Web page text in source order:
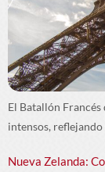
El Batallón Francés
intensos,
Nueva Zelanda: